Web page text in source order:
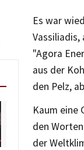
Es war
"Agora
aus der
den Pelz,
Kaum eine
den
der